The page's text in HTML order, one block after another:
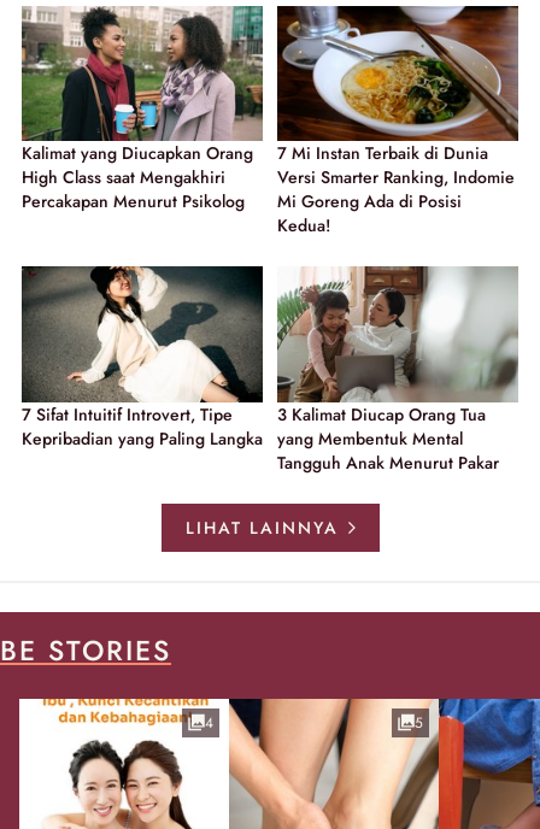
Kalimat yang Diucapkan Orang
High Class saat Mengakhiri
Percakapan Menurut Psikolog
7 Mi Instan Terbaik di Dunia
Versi Smarter Ranking, Indomie
Mi Goreng Ada di Posisi
Kedua!
7 Sifat Intuitif Introvert, Tipe
Kepribadian yang Paling Langka
3 Kalimat Diucap Orang Tua
yang Membentuk Mental
Tangguh Anak Menurut Pakar
LIHAT LAINNYA
BE STORIES
4 5